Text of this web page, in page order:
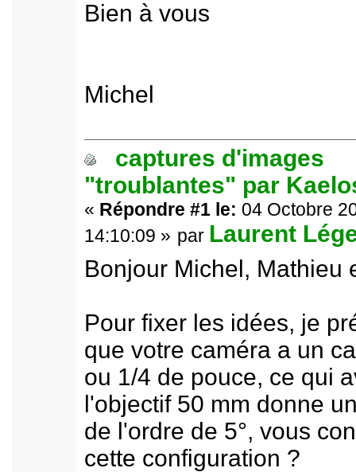
Bien à vous
Michel
captures d'images
"troublantes" par
« Répondre #1 le: 04 Octobre
14:10:09 » par Laurent
Bonjour Michel, Mathieu
Pour fixer les idées, je
que votre caméra a un
ou 1/4 de pouce, ce qui
l'objectif 50 mm donne
de l'ordre de 5°, vous
cette configuration ?